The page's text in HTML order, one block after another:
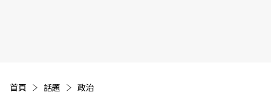
首頁 話題 政治